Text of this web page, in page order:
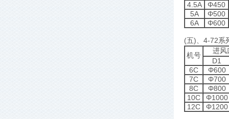
4.5A
Φ450
5A
Φ500
6A
Φ600
(五)、4-72系
机号
进风
D1
6C
Φ600
7C
Φ700
8C
Φ800
10C
Φ1000
12C
Φ1200